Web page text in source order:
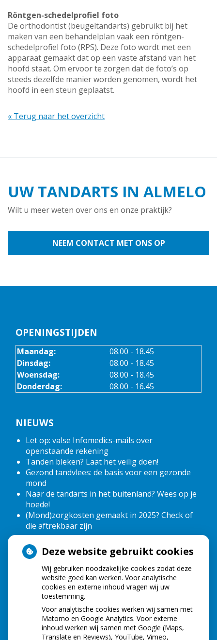
Röntgen-schedelprofiel foto
De orthodontist (beugeltandarts) gebruikt bij het
maken van een behandelplan vaak een röntgen-
schedelprofiel foto (RPS). Deze foto wordt met een
apparaat gemaakt dat op een vaste afstand van het
hoofd staat. Om ervoor te zorgen dat de foto’s op
steeds dezelfde manier worden genomen, wordt het
hoofd in een steun geplaatst.
« Terug naar het overzicht
UW TANDARTS IN ALMELO
Wilt u meer weten over ons en onze praktijk?
NEEM CONTACT MET ONS OP
OPENINGSTIJDEN
Maandag:
08.00 - 18.45
Dinsdag:
08.00 - 18.45
Woensdag:
08.00 - 18.45
Donderdag:
08.00 - 16.45
NIEUWS
Let op: valse Infomedics-mails over
openstaande rekening
Tanden bleken? Laat het veilig doen!
Gezond tandvlees: de basis voor een gezonde
mond
Naar de tandarts in het buitenland? Wees op je
hoede!
(Mond)zorgkosten gemaakt in 2025? Check of
die aftrekbaar zijn
HOE GEZOND IS JE MOND?
Deze website gebruikt cookies
Wij gebruiken noodzakelijke cookies zodat deze
website goed kan werken. Voor analytische
cookies en externe inhoud vragen wij uw
toestemming.
Voor analytische cookies werken wij samen met
Matomo en Google Analytics. Voor externe
inhoud werken wij samen met Google (Maps,
Translate en Reviews), YouTube, Vimeo,